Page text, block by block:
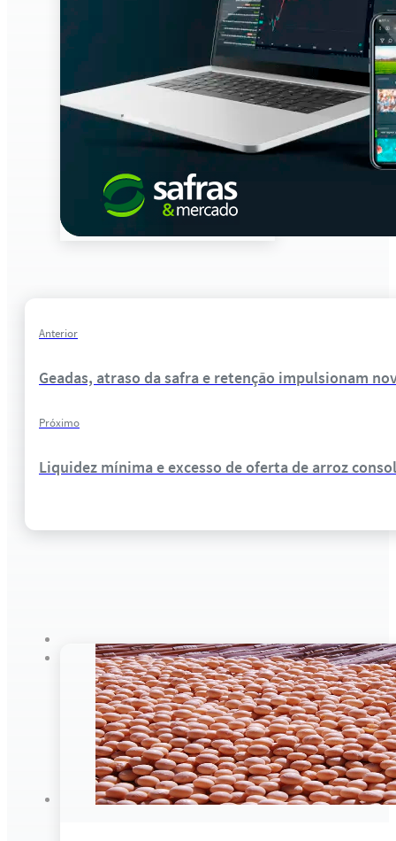
Anterior
Geadas, atraso da safra e retenção impulsionam
Próximo
Liquidez mínima e excesso de oferta de arroz